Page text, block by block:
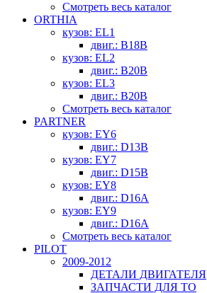
Смотреть весь каталог
ORTHIA
кузов: EL1
двиг.: B18B
кузов: EL2
двиг.: B20B
кузов: EL3
двиг.: B20B
Смотреть весь каталог
PARTNER
кузов: EY6
двиг.: D13B
кузов: EY7
двиг.: D15B
кузов: EY8
двиг.: D16A
кузов: EY9
двиг.: D16A
Смотреть весь каталог
PILOT
2009-2012
ДЕТАЛИ ДВИГАТЕЛЯ
ЗАПЧАСТИ ДЛЯ ТО